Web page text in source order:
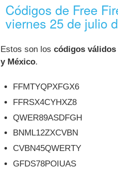
Códigos de Free
viernes 25 de julio
Estos son los códigos válidos
y México.
FFMTYQPXFGX6
FFRSX4CYHXZ8
QWER89ASDFGH
BNML12ZXCVBN
CVBN45QWERTY
GFDS78POIUAS